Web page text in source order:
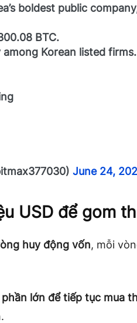
boldest public
BTC.
Korean listed firms.
June 24,
USD để gom
huy động vốn, mỗi
lớn để tiếp tục mua